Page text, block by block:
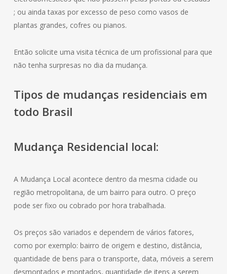
; ou ainda taxas por excesso de peso como vasos de
plantas grandes, cofres ou pianos.
Então solicite uma visita técnica de um profissional para que
não tenha surpresas no dia da mudança.
Tipos de mudanças residenciais em
todo Brasil
Mudança Residencial local:
A Mudança Local acontece dentro da mesma cidade ou
região metropolitana, de um bairro para outro. O preço
pode ser fixo ou cobrado por hora trabalhada.
Os preços são variados e dependem de vários fatores,
como por exemplo: bairro de origem e destino, distância,
quantidade de bens para o transporte, data, móveis a serem
desmontados e montados, quantidade de itens a serem